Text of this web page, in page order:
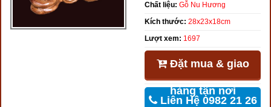
Chất liệu: Gỗ Nu Hương
Kích thước: 28x23x18cm
Lượt xem: 1697
Đặt mua & giao
hàng tận nơi
Liên Hệ 0982 21 26